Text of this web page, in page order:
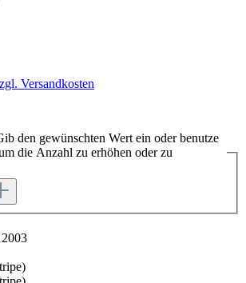
Versandkosten
den gewünschten Wert ein oder benutze
die Anzahl zu erhöhen oder zu